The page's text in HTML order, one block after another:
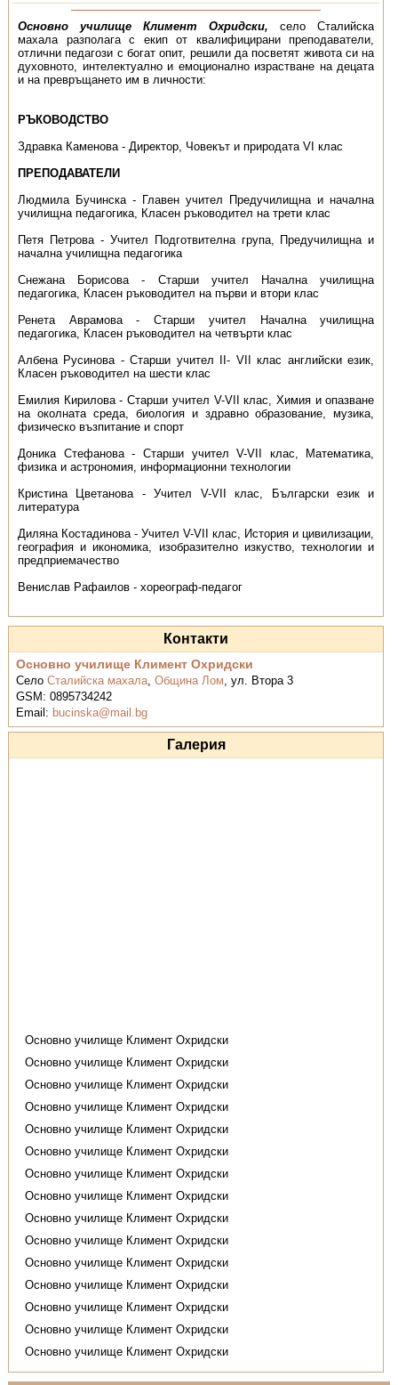
Основно училище Климент Охридски, село Сталийска
махала разполага с екип от квалифицирани преподаватели,
отлични педагози с богат опит, решили да посветят живота си на
духовното, интелектуално и емоционално израстване на децата
и на превръщането им в личности:
РЪКОВОДСТВО
Здравка Каменова - Директор, Човекът и природата VI клас
ПРЕПОДАВАТЕЛИ
Людмила Бучинска - Главен учител Предучилищна и начална
училищна педагогика, Класен ръководител на трети клас
Петя Петрова - Учител Подготвителна група, Предучилищна и
начална училищна педагогика
Снежана Борисова - Старши учител Начална училищна
педагогика, Класен ръководител на първи и втори клас
Ренета Аврамова - Старши учител Начална училищна
педагогика, Класен ръководител на четвърти клас
Албена Русинова - Старши учител II- VII клас английски език,
Класен ръководител на шести клас
Емилия Кирилова - Старши учител V-VII клас, Химия и опазване
на околната среда, биология и здравно образование, музика,
физическо възпитание и спорт
Доника Стефанова - Старши учител V-VII клас, Математика,
физика и астрономия, информационни технологии
Кристина Цветанова - Учител V-VII клас, Български език и
литература
Диляна Костадинова - Учител V-VII клас, История и цивилизации,
география и икономика, изобразително изкуство, технологии и
предприемачество
Венислав Рафаилов - хореограф-педагог
Контакти
Основно училище Климент Охридски
СелоСталийска махала,Община Лом,ул. Втора 3
GSM:0895734242
Email: bucinska@mail.bg
Галерия
Основно училище Климент Охридски
Основно училище Климент Охридски
Основно училище Климент Охридски
Основно училище Климент Охридски
Основно училище Климент Охридски
Основно училище Климент Охридски
Основно училище Климент Охридски
Основно училище Климент Охридски
Основно училище Климент Охридски
Основно училище Климент Охридски
Основно училище Климент Охридски
Основно училище Климент Охридски
Основно училище Климент Охридски
Основно училище Климент Охридски
Основно училище Климент Охридски